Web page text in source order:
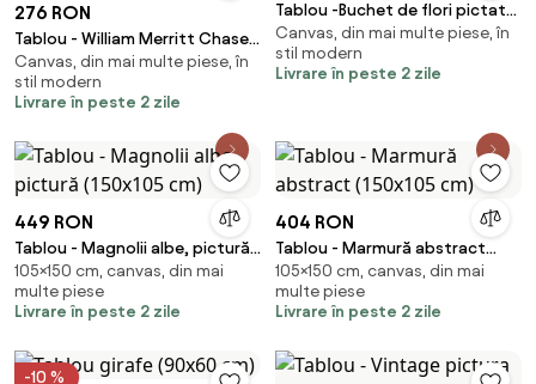
276 RON
Tablou - William Merritt Chase,
A Friendly Call, reproducere
(90x60 cm)
Canvas, din mai multe piese, în
stil modern
Livrare în peste 2 zile
Tablou -Buchet de flori pictat
(90x60 cm)
Canvas, din mai multe piese, în
stil modern
Livrare în peste 2 zile
449 RON
Tablou - Magnolii albe, pictură
(150x105 cm)
105×150 cm, canvas, din mai
multe piese
Livrare în peste 2 zile
404 RON
Tablou - Marmură abstract
(150x105 cm)
105×150 cm, canvas, din mai
multe piese
Livrare în peste 2 zile
-10 %